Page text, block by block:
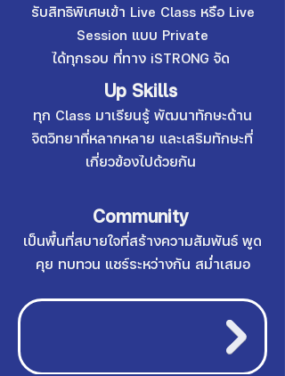
รับสิทธิพิเศษเข้า Live Class หรือ Live
Session แบบ Private
ได้ทุกรอบ ที่ทาง iSTRONG จัด
Up Skills
ทุก Class มาเรียนรู้ พัฒนาทักษะด้าน
จิตวิทยาที่หลากหลาย และเสริมทักษะที่
เกี่ยวข้องไปด้วยกัน
Community
เป็นพื้นที่สบายใจที่สร้างความสัมพันธ์ พูด
คุย ทบทวน แชร์ระหว่างกัน สม่ำเสมอ